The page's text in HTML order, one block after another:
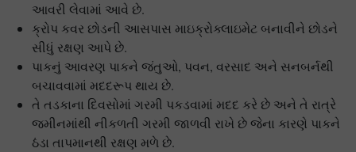
આવરી લેવામાં આવે છે.
ક્રોપ કવર છોડની આસપાસ માઇક્રોક્લાઇમેટ બનાવીને છોડને
સીધું રક્ષણ આપે છે.
પાકનું આવરણ પાકને જંતુઓ, પવન, વરસાદ અને સનબર્નથી
બચાવવામાં મદદરૂપ થાય છે.
તે તડકાના દિવસોમાં ગરમી પકડવામાં મદદ કરે છે અને તે રાત્રે
જમીનમાંથી નીકળતી ગરમી જાળવી રાખે છે જેના કારણે પાકને
ઠંડા તાપમાનથી રક્ષણ મળે છે.